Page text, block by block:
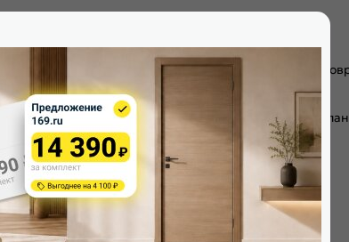
превосходящее эмаль. Экологично, устойчиво к
Дверная коробка укомплектована ответной